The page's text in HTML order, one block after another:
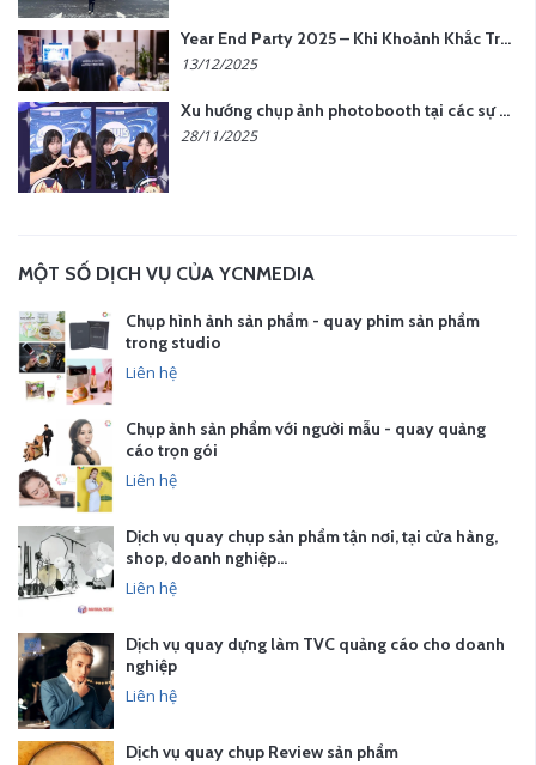
Year End Party 2025 – Khi Khoảnh Khắc Trở Thành Dấu Ấn | Gói Ưu Đãi Tháng 12 Từ YCN Media
13/12/2025
Xu hướng chụp ảnh photobooth tại các sự kiện hiện nay
28/11/2025
MỘT SỐ DỊCH VỤ CỦA YCNMEDIA
Chụp hình ảnh sản phẩm - quay phim sản phẩm
trong studio
Liên hệ
Chụp ảnh sản phẩm với người mẫu - quay quảng
cáo trọn gói
Liên hệ
Dịch vụ quay chụp sản phẩm tận nơi, tại cửa hàng,
shop, doanh nghiệp…
Liên hệ
Dịch vụ quay dựng làm TVC quảng cáo cho doanh
nghiệp
Liên hệ
Dịch vụ quay chụp Review sản phẩm